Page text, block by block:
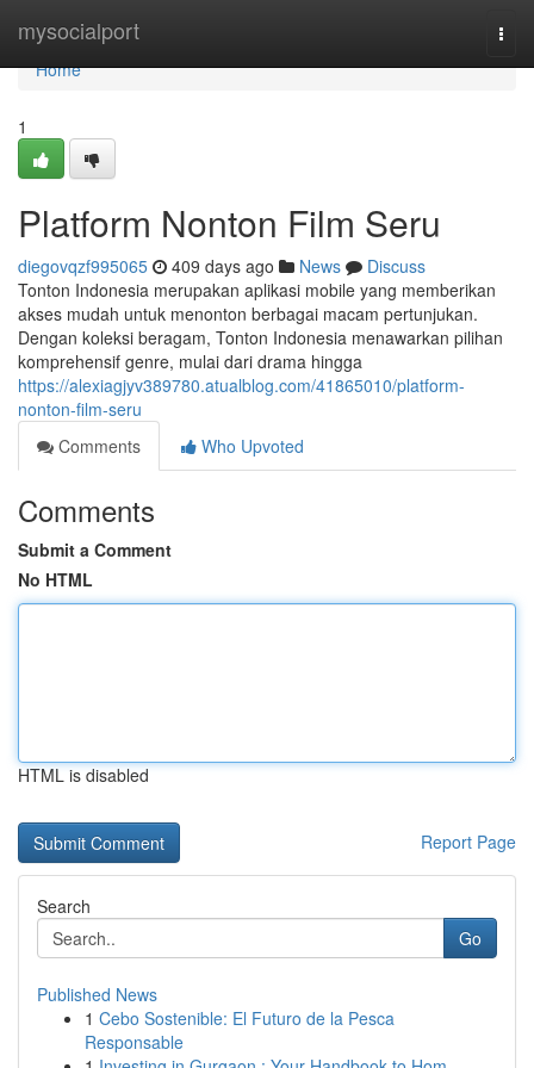
mysocialport
Home
Home
1
Platform Nonton Film Seru
diegovqzf995065 409 days ago News
Discuss
Tonton Indonesia merupakan aplikasi mobile yang memberikan
akses mudah untuk menonton berbagai macam pertunjukan.
Dengan koleksi beragam, Tonton Indonesia menawarkan pilihan
komprehensif genre, mulai dari drama hingga
https://alexiagjyv389780.atualblog.com/41865010/platform-
nonton-film-seru
Comments
Who Upvoted
Comments
Submit a Comment
No HTML
HTML is disabled
Report Page
Search
Go
Published News
1 Cebo Sostenible: El Futuro de la Pesca
Responsable